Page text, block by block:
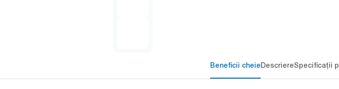
Beneficii cheieDescriereSpecificații